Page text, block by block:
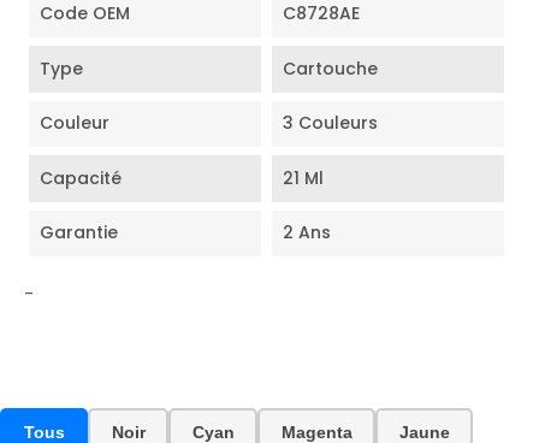
Code OEM C8728AE
Type Cartouche
Couleur 3 Couleurs
Capacité 21 Ml
Garantie 2 Ans
-
Tous Noir Cyan Magenta Jaune